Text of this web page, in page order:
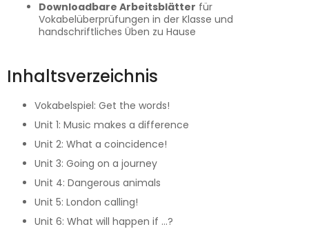
Downloadbare Arbeitsblätter für
Vokabelüberprüfungen in der Klasse und
handschriftliches Üben zu Hause
Inhaltsverzeichnis
Vokabelspiel: Get the words!
Unit 1: Music makes a difference
Unit 2: What a coincidence!
Unit 3: Going on a journey
Unit 4: Dangerous animals
Unit 5: London calling!
Unit 6: What will happen if ...?